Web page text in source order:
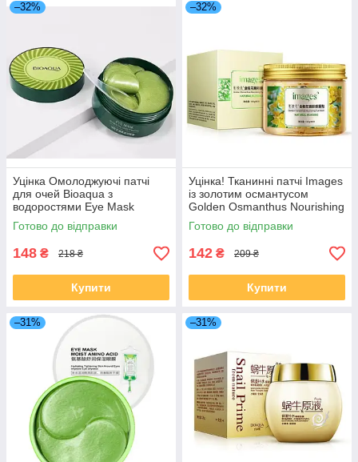
–32%
Уцінка Омолоджуючі патчі
для очей Bioaqua з
водоростями Eye Mask
Hydraiting Moisturizing, 60шт
Готово до відправки
148 ₴ 218 ₴
Купити
–32%
Уцінка! Тканинні патчі Images
із золотим османтусом
Golden Osmanthus Nourishing
Eye Mask, 80 штук
Готово до відправки
142 ₴ 209 ₴
Купити
–31% –31%